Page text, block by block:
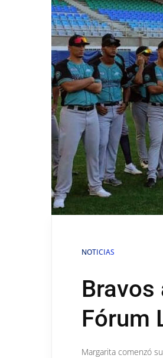
NOTICIAS
Bravos
Fórum
Margarita comenzó